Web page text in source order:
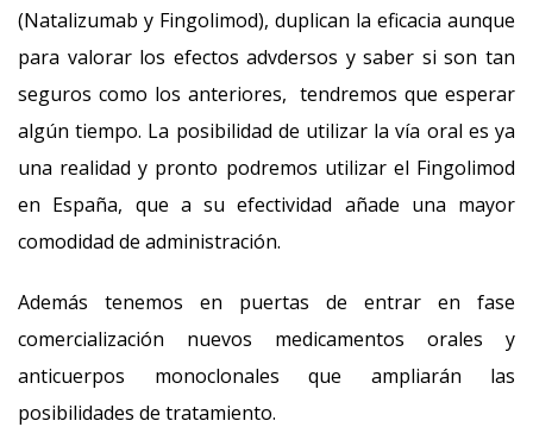
(Natalizumab y Fingolimod), duplican la eficacia aunque
para valorar los efectos advdersos y saber si son tan
seguros como los anteriores, tendremos que esperar
algún tiempo. La posibilidad de utilizar la vía oral es ya
una realidad y pronto podremos utilizar el Fingolimod
en España, que a su efectividad añade una mayor
comodidad de administración.
Además tenemos en puertas de entrar en fase
comercialización nuevos medicamentos orales y
anticuerpos monoclonales que ampliarán las
posibilidades de tratamiento.